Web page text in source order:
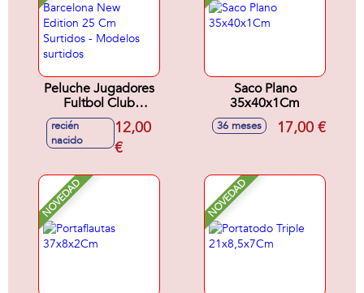
Peluche Jugadores
Fultbol Club
Barcelona New
Edition 25 Cm
Surtidos - Modelos
recién
nacido
12,00
€
Saco Plano
35x40x1Cm
36 meses 17,00 €
NOVEDAD NOVEDAD